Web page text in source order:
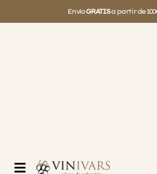
EnvíoGRATISa partir de